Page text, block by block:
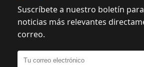
Suscríbete a nuestro boletín
noticias más relevantes
correo.